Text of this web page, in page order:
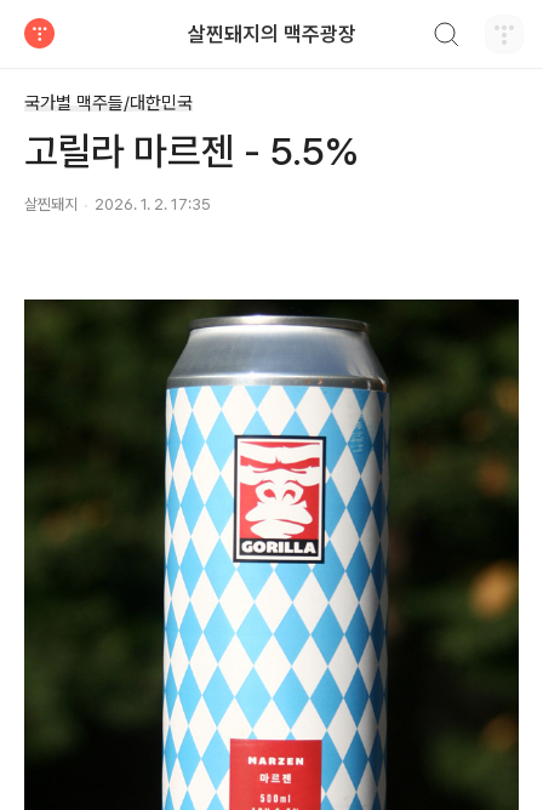
살찐돼지의 맥주광장
국가별 맥주들/대한민국
고릴라 마르젠 - 5.5%
살찐돼지 2026. 1. 2. 17:35